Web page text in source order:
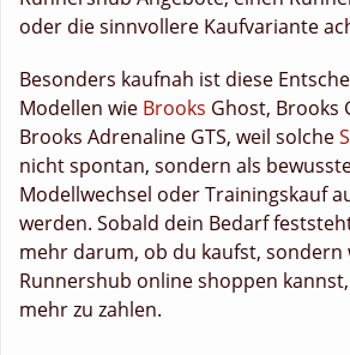
oder die sinnvollere Kaufvariante
Besonders kaufnah ist diese
Modellen wie Brooks Ghost, Brooks
Brooks Adrenaline GTS, weil solche
nicht spontan, sondern als
Modellwechsel oder Trainingskauf
werden. Sobald dein Bedarf
mehr darum, ob du kaufst, sondern
Runnershub online shoppen
mehr zu zahlen.